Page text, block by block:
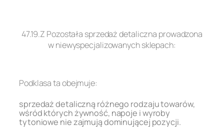
47.19.Z Pozostała sprzedaż detaliczna prowadzona
w niewyspecjalizowanych sklepach:
Podklasa ta obejmuje:
sprzedaż detaliczną różnego rodzaju towarów,
wśród których żywność, napoje i wyroby
tytoniowe nie zajmują dominującej pozycji.